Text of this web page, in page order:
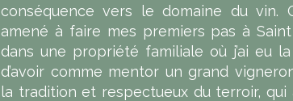
conséquence vers le domaine du vin.
amené à faire mes premiers pas à
dans une propriété familiale où j’ai eu
d’avoir comme mentor un grand
la tradition et respectueux du terroir, qui